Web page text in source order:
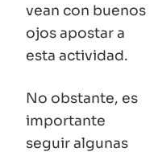
vean con buenos
ojos apostar a
esta actividad.
No obstante, es
importante
seguir algunas